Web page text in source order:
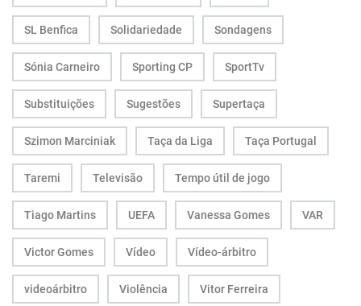
SL Benfica Solidariedade Sondagens
Sónia Carneiro Sporting CP SportTv
Substituições Sugestões Supertaça
Szimon Marciniak Taça da Liga Taça Portugal
Taremi Televisão Tempo útil de jogo
Tiago Martins UEFA Vanessa Gomes VAR
Victor Gomes Vídeo Vídeo-árbitro
videoárbitro Violência Vitor Ferreira